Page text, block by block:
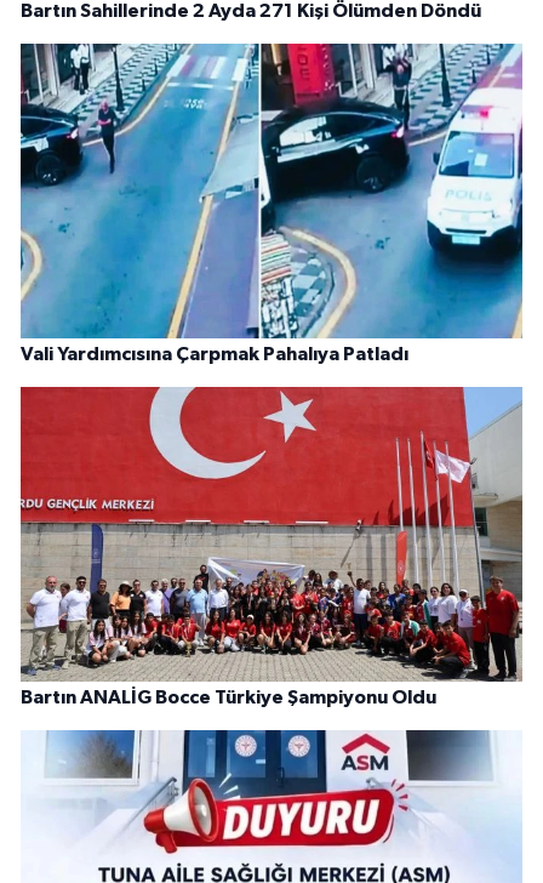
Bartın Sahillerinde 2 Ayda 271 Kişi Ölümden Döndü
Vali Yardımcısına Çarpmak Pahalıya Patladı
Bartın ANALİG Bocce Türkiye Şampiyonu Oldu